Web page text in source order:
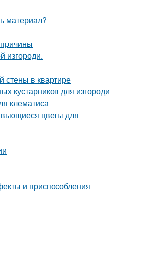
материал?
изгороди.
стены в квартире
кустарников для изгороди
клематиса
цветы для
и приспособления